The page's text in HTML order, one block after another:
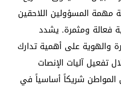
مهمة المسؤولين اللاحقين
فعالة ومثمرة. يشدد
والهوية على أهمية تدارك
تفعيل آليات الإنصات
المواطن شريكاً أساسياً في